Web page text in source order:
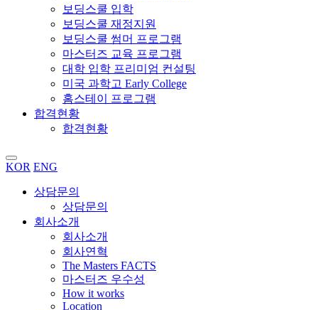
보딩스쿨 입학
보딩스쿨 재정지원
보딩스쿨 썸머 프로그램
마스터즈 교육 프로그램
대학 입학 프리미엄 컨설팅
미국 과학고 Early College
홈스테이 프로그램
합격현황
합격현황
KOR ENG
상담문의
상담문의
회사소개
회사소개
회사연혁
The Masters FACTS
마스터즈 우수성
How it works
Location